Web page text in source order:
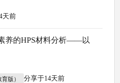
天前
养的HPS材料分析——以
版）
分享于14天前